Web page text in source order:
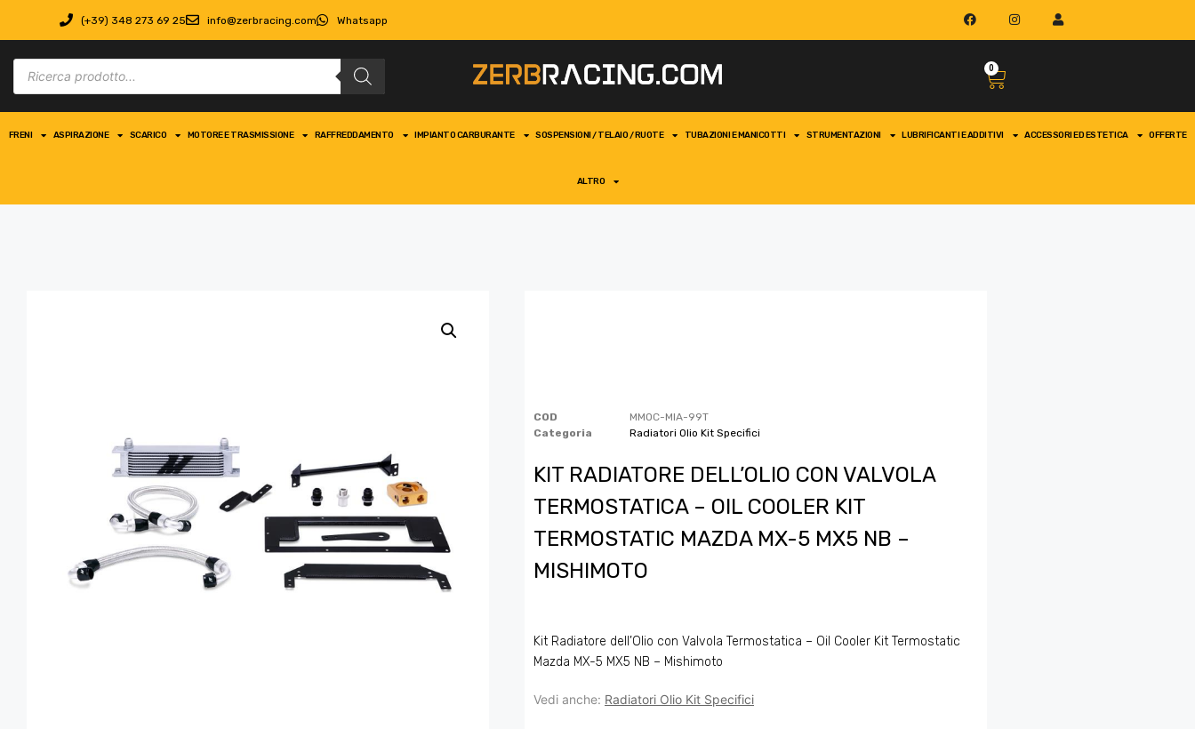
(+39) 348 273 69 25 info@zerbracing.com Whatsapp
0
FRENI ASPIRAZIONE SCARICO MOTORE E TRASMISSIONE RAFFREDDAMENTO IMPIANTO CARBURANTE SOSPENSIONI / TELAIO / RUOTE TUBAZIONI E MANICOTTI STRUMENTAZIONI LUBRIFICANTI E ADDITIVI ACCESSORI ED ESTETICA OFFERTE
ALTRO
COD
MMOC-MIA-99T
Categoria
Radiatori Olio Kit Specifici
KIT RADIATORE DELL’OLIO CON VALVOLA
TERMOSTATICA – OIL COOLER KIT
TERMOSTATIC MAZDA MX-5 MX5 NB –
MISHIMOTO
Kit Radiatore dell’Olio con Valvola Termostatica – Oil Cooler Kit Termostatic
Mazda MX-5 MX5 NB – Mishimoto
Vedi anche: Radiatori Olio Kit Specifici